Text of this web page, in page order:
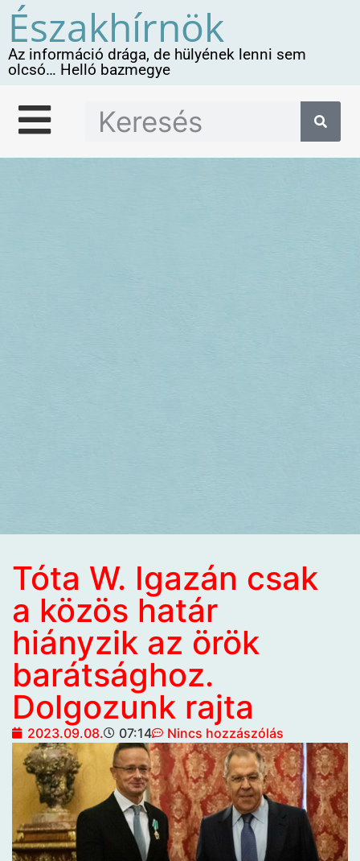
Északhírnök
Az információ drága, de hülyének lenni sem
olcsó… Helló bazmegye
Tóta W. Igazán csak
a közös határ
hiányzik az örök
barátsághoz.
Dolgozunk rajta
2023.09.08. 07:14 Nincs hozzászólás